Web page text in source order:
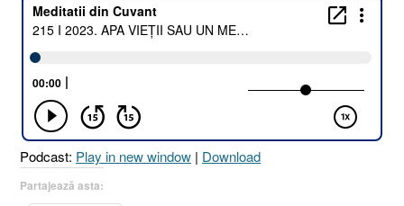
Podcast: Play in new window | Download
Partajează asta: